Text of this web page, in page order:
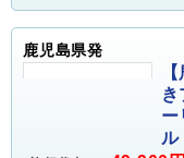
鹿児島県発
ー
ル